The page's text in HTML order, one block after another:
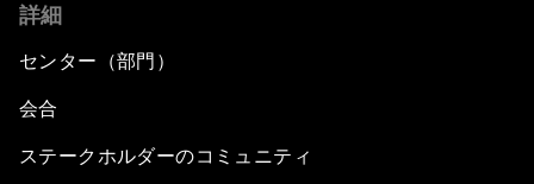
詳細
センター（部門）
会合
ステークホルダーのコミュニティ